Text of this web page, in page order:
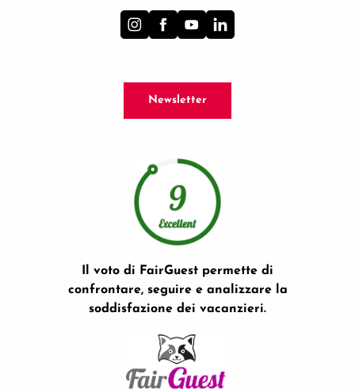
Newsletter
Il voto di FairGuest permette di
confrontare, seguire e analizzare la
soddisfazione dei vacanzieri.